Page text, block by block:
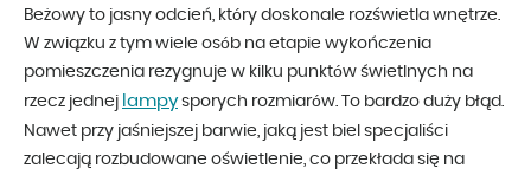
Beżowy to jasny odcień, który doskonale rozświetla wnętrze.
W związku z tym wiele osób na etapie wykończenia
pomieszczenia rezygnuje w kilku punktów świetlnych na
rzecz jednej lampysporych rozmiarów. To bardzo duży błąd.
Nawet przy jaśniejszej barwie, jaką jest biel specjaliści
zalecają rozbudowane oświetlenie, co przekłada się na